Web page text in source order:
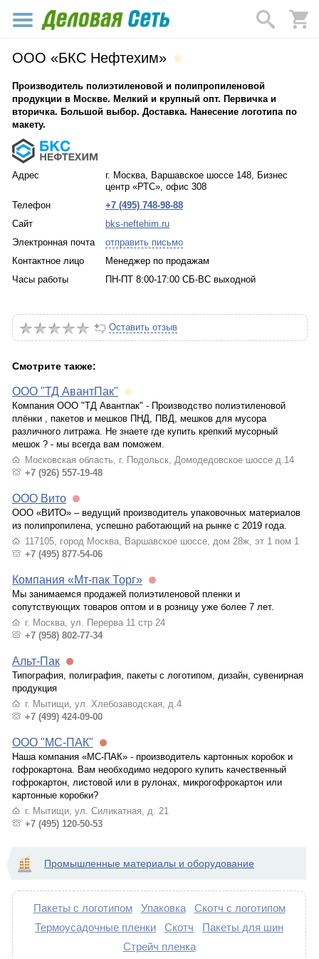
ООО «БКС Нефтехим»
Производитель полиэтиленовой и полипропиленовой
продукции в Москве. Мелкий и крупный опт. Первичка и
вторичка. Большой выбор. Доставка. Нанесение логотипа по
макету.
Адрес
г. Москва, Варшавское шоссе 148, Бизнес
центр «РТС», офис 308
Телефон
+7 (495) 748-98-88
Сайт
bks-neftehim.ru
Электронная почта
отправить письмо
Контактное лицо
Менеджер по продажам
Часы работы
ПН-ПТ 8:00-17:00 СБ-ВС выходной
Оставить отзыв
Смотрите также:
ООО "ТД АвантПак"
Компания ООО "ТД Авантпак" - Производство полиэтиленовой
плёнки , пакетов и мешков ПНД, ПВД, мешков для мусора
различного литража. Не знаете где купить крепкий мусорный
мешок ? - мы всегда вам поможем.
Московская область, г. Подольск, Домодедовское шоссе д.14
+7 (926) 557-19-48
ООО Вито
ООО «ВИТО» – ведущий производитель упаковочных материалов
из полипропилена, успешно работающий на рынке с 2019 года.
117105, город Москва, Варшавское шоссе, дом 28ж, эт 1 пом 1
+7 (495) 877-54-06
Компания «Мт-пак Торг»
Мы занимаемся продажей полиэтиленовой пленки и
сопутствующих товаров оптом и в розницу уже более 7 лет.
г. Москва, ул. Перерва 11 стр 24
+7 (958) 802-77-34
Альт-Пак
Типография, полиграфия, пакеты с логотипом, дизайн, сувенирная
продукция
г. Мытищи, ул. Хлебозаводская, д.4
+7 (499) 424-09-00
ООО "МС-ПАК"
Наша компания «МС-ПАК» - производитель картонных коробок и
гофрокартона. Вам необходимо недорого купить качественный
гофрокартон, листовой или в рулонах, микрогофрокартон или
картонные коробки?
г. Мытищи, ул. Силикатная, д. 21
+7 (495) 120-50-53
Промышленные материалы и оборудование
Пакеты с логотипом Упаковка
Скотч с логотипом
Термоусадочные пленки
Скотч
Пакеты для шин
Стрейч пленка